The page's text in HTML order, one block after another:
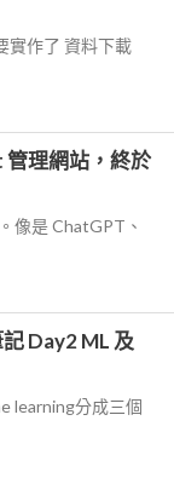
實作了 資料下載
管理網站，終於
像是 ChatGPT、
Day2 ML 及
learning分成三個